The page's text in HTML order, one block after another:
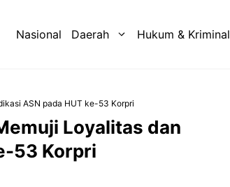
Nasional Daerah Hukum & Kriminal
ASN pada HUT ke-53 Korpri
Loyalitas dan
53 Korpri